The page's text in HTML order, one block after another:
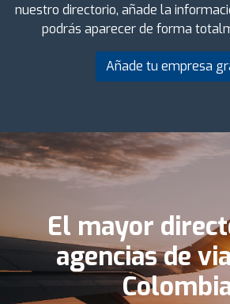
nuestro directorio, añade la
podrás aparecer de forma
Añade tu empresa
El mayor
agencias de